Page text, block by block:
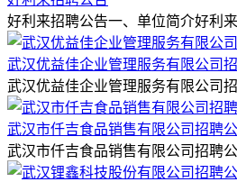
好利来招聘公告一、单位简介好利
武汉优益佳企业管理服务有限公司
武汉优益佳企业管理服务有限公司
武汉市仟吉食品销售有限公司招聘
武汉市仟吉食品销售有限公司招聘